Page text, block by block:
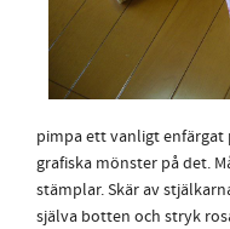
pimpa ett vanligt
grafiska mönster på det.
stämplar. Skär av
själva botten och stryk